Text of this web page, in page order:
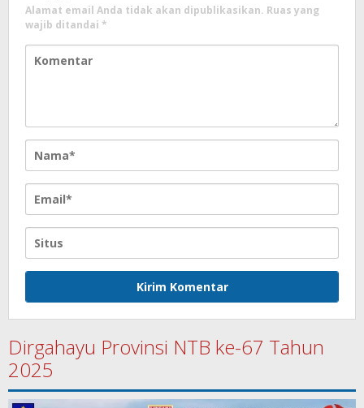
Alamat email Anda tidak akan dipublikasikan. Ruas yang
wajib ditandai *
Dirgahayu Provinsi NTB ke-67 Tahun
2025